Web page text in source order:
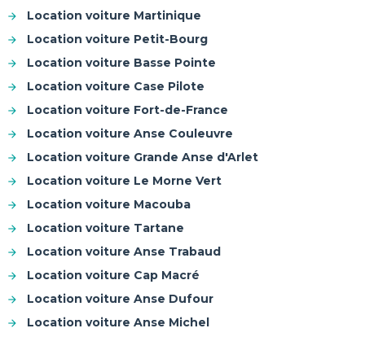
Location voiture Martinique
Location voiture Petit-Bourg
Location voiture Basse Pointe
Location voiture Case Pilote
Location voiture Fort-de-France
Location voiture Anse Couleuvre
Location voiture Grande Anse d'Arlet
Location voiture Le Morne Vert
Location voiture Macouba
Location voiture Tartane
Location voiture Anse Trabaud
Location voiture Cap Macré
Location voiture Anse Dufour
Location voiture Anse Michel